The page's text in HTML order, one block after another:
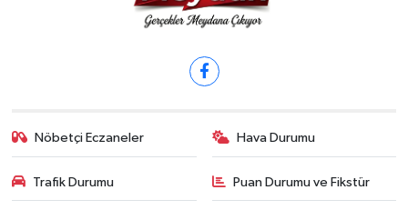
Nöbetçi Eczaneler Hava Durumu
Trafik Durumu Puan Durumu ve Fikstür